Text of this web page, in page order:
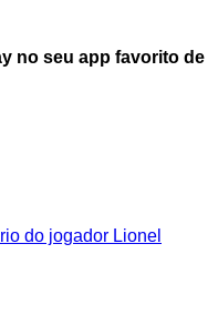
no seu app favorito de